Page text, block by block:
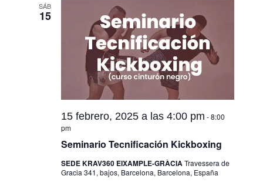
SÁB
15
Seminario Tecnificación Kickboxing
15 febrero, 2025 a las 4:00 pm -8:00
pm
SEDE KRAV360 EIXAMPLE-GRÀCIATravessera de
Gracia 341, bajos, Barcelona, Barcelona, España